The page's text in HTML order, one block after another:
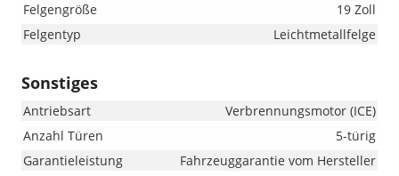
Felgengröße
19 Zoll
Felgentyp
Leichtmetallfelge
Sonstiges
Antriebsart
Verbrennungsmotor (ICE)
Anzahl Türen
5-türig
Garantieleistung
Fahrzeuggarantie vom Hersteller